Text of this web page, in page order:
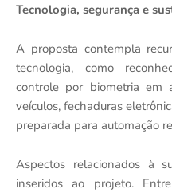
Tecnologia, segurança e
A proposta contempla
tecnologia, como
controle por biometria em
veículos, fechaduras
preparada para automação
Aspectos relacionados à
inseridos ao projeto.